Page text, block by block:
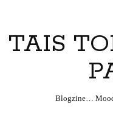
TAIS
Blogzine…